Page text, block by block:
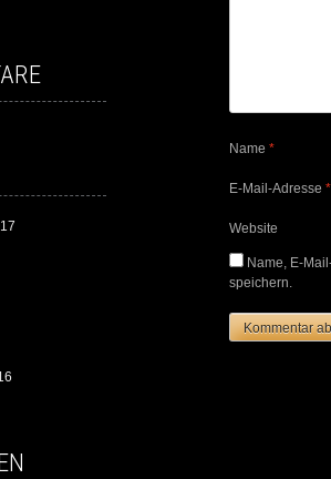
Name *
E-Mail-Adresse *
Website
Name, E-
speichern.